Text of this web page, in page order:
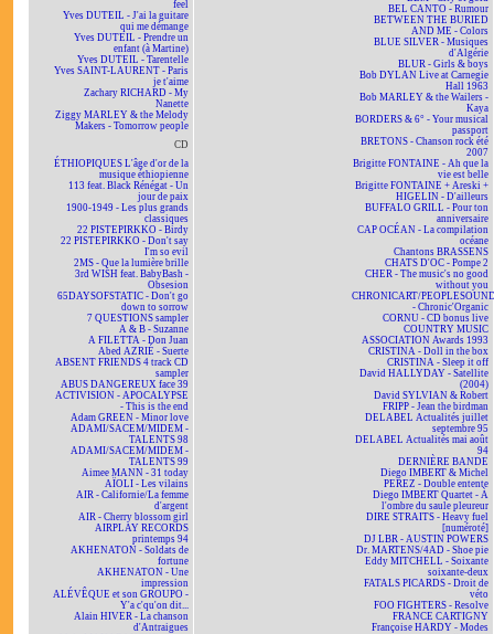
feel
Yves DUTEIL - J'ai la guitare
qui me démange
Yves DUTEIL - Prendre un
enfant (à Martine)
Yves DUTEIL - Tarentelle
Yves SAINT-LAURENT - Paris
je t'aime
Zachary RICHARD - My
Nanette
Ziggy MARLEY & the Melody
Makers - Tomorrow people
CD
ÉTHIOPIQUES L'âge d'or de la
musique éthiopienne
113 feat. Black Rénégat - Un
jour de paix
1900-1949 - Les plus grands
classiques
22 PISTEPIRKKO - Birdy
22 PISTEPIRKKO - Don't say
I'm so evil
2MS - Que la lumière brille
3rd WISH feat. BabyBash -
Obsesion
65DAYSOFSTATIC - Don't go
down to sorrow
7 QUESTIONS sampler
A & B - Suzanne
A FILETTA - Don Juan
Abed AZRIÉ - Suerte
ABSENT FRIENDS 4 track CD
sampler
ABUS DANGEREUX face 39
ACTIVISION - APOCALYPSE
- This is the end
Adam GREEN - Minor love
ADAMI/SACEM/MIDEM -
TALENTS 98
ADAMI/SACEM/MIDEM -
TALENTS 99
Aimee MANN - 31 today
AÏOLI - Les vilains
AIR - Californie/La femme
d'argent
AIR - Cherry blossom girl
AIRPLAY RECORDS
printemps 94
AKHENATON - Soldats de
fortune
AKHENATON - Une
impression
ALÉVÊQUE et son GROUPO -
Y'a c'qu'on dit...
Alain HIVER - La chanson
d'Antraigues
BEL CANTO - Rumour
BETWEEN THE BURIED
AND ME - Colors
BLUE SILVER - Musiques
d'Algérie
BLUR - Girls & boys
Bob DYLAN Live at Carnegie
Hall 1963
Bob MARLEY & the Wailers -
Kaya
BORDERS & 6° - Your musical
passport
BRETONS - Chanson rock été
2007
Brigitte FONTAINE - Ah que la
vie est belle
Brigitte FONTAINE + Areski +
HIGELIN - D'ailleurs
BUFFALO GRILL - Pour ton
anniversaire
CAP OCÉAN - La compilation
océane
Chantons BRASSENS
CHATS D'OC - Pompe 2
CHER - The music's no good
without you
CHRONICART/
- Chronic'Organic
CORNU - CD bonus live
COUNTRY MUSIC
ASSOCIATION Awards 1993
CRISTINA - Doll in the box
CRISTINA - Sleep it off
David HALLYDAY - Satellite
(2004)
David SYLVIAN & Robert
FRIPP - Jean the birdman
DELABEL Actualités juillet
septembre 95
DELABEL Actualités mai août
94
DERNIÈRE BANDE
Diego IMBERT & Michel
PEREZ - Double entente
Diego IMBERT Quartet - À
l'ombre du saule pleureur
DIRE STRAITS - Heavy fuel
[numéroté]
DJ LBR - AUSTIN POWERS
Dr. MARTENS/4AD - Shoe pie
Eddy MITCHELL - Soixante
soixante-deux
FATALS PICARDS - Droit de
véto
FOO FIGHTERS - Resolve
FRANCE CARTIGNY
Françoise HARDY - Modes